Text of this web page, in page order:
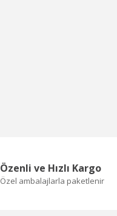
Özenli ve Hızlı Kargo
Özel ambalajlarla paketlenir